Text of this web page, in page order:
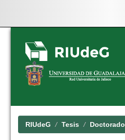
Skip
navigation
RIUdeG Tesis Doctorado